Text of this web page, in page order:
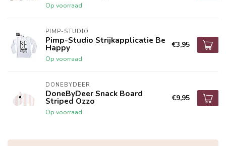
Op voorraad
PIMP-STUDIO
Pimp-Studio Strijkapplicatie Be
Happy
Op voorraad
€3,95
DONEBYDEER
DoneByDeer Snack Board
Striped Ozzo
Op voorraad
€9,95